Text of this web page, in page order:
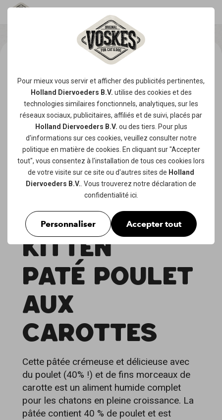
Pour mieux vous servir et afficher des publicités pertinentes,
Holland Diervoeders B.V. utilise des cookies et des
technologies similaires fonctionnels, analytiques, sur les
réseaux sociaux, publicitaires, affiliés et de suivi, placés par
Holland Diervoeders B.V. ou des tiers. Pour plus
d'informations sur ces cookies, veuillez consulter notre
politique en matière de cookies . En cliquant sur "Accepter
tout", vous consentez à l'installation de tous ces cookies lors
de votre visite sur ce site ou d'autres sites de Holland
Diervoeders B.V. . Vous trouverez notre déclaration de
confidentialité ici.
Personnaliser Accepter tout
KITTEN
PATÉ POULET
AUX
CAROTTES
Cette pâtée crémeuse et délicieuse avec
du poulet (40% !) et de fins morceaux de
carotte est un aliment humide complet
pour les chatons en pleine croissance. La
pâtée contient 40 % de poulet et est